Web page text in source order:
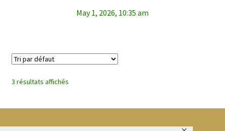
May 1, 2026, 10:35 am
3 résultats affichés